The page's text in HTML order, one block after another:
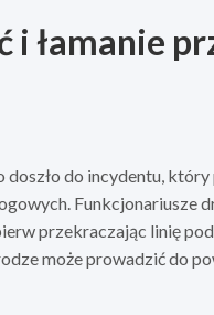
i łamanie
doszło do incydentu,
przekraczając linię
może prowadzić do